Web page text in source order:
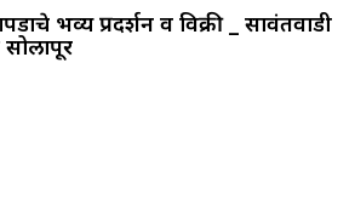
भव्य प्रदर्शन व विक्री _ सावंतवाडी
सोलापूर